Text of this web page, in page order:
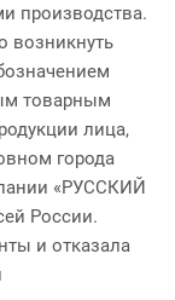
производства.
возникнуть
товарным
лица,
города
«РУССКИЙ
России.
и отказала